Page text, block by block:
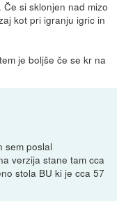
si sklonjen nad mizo
kot pri igranju igric in
je boljše če se kr na
sem poslal
verzija stane tam cca
stola BU ki je cca 57